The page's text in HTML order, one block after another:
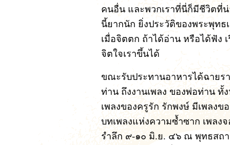
คนอื่น และพวกเราที่นี่ก็มีชีวิตที่น่
นี้ยากนัก ยิ่งประวัติของพระพุทธ
เมื่อจิตตก ถ้าได้อ่าน หรือได้ฟัง
จิตใจเราขึ้นได้
ขณะรับประทานอาหารได้ฉาย
ท่าน ถึงงานเพลง ของพ่อท่าน
เพลงของครูรัก รักพงษ์ มีเพลงข
บทเพลงแห่งความซ้ำซาก เพล
รำลึก ๙-๑๐ มิ.ย. ๔๖ ณ พุทธสถ